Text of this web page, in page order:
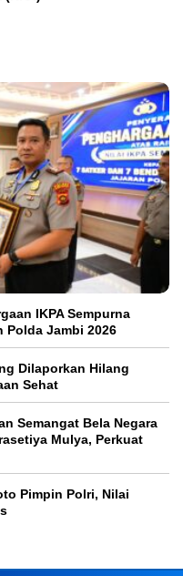
IKPA Sempurna
Polda Jambi 2026
Dilaporkan Hilang
Sehat
Semangat Bela Negara
Mulya, Perkuat
Pimpin Polri, Nilai